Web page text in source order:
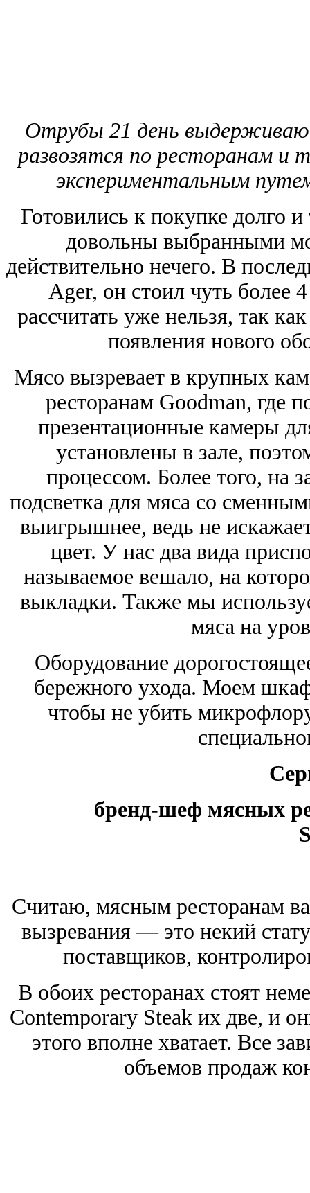
Отрубы 21 день
развозятся по ресторанам
экспериментальным
Готовились к покупке долго
довольны выбранными
действительно нечего. В
Ager, он стоил чуть более
рассчитать уже нельзя, так
появления нового
Мясо вызревает в крупных
ресторанам Goodman, где
презентационные камеры
установлены в зале,
процессом. Более того, на
подсветка для мяса со
выигрышнее, ведь не
цвет. У нас два вида
называемое вешало, на
выкладки. Также мы
мяса на
Оборудование
бережного ухода. Моем
чтобы не убить
бренд-шеф мясных
Считаю, мясным ресторанам
вызревания — это некий
поставщиков,
В обоих ресторанах стоят
Contemporary Steak их две, и
этого вполне хватает. Все
объемов продаж